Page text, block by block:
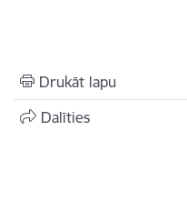
Drukāt lapu
Dalīties